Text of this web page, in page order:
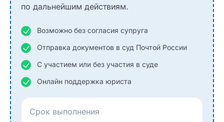
по дальнейшим действиям.
Возможно без согласия супруга
Отправка документов в суд Почтой России
С участием или без участия в суде
Онлайн поддержка юриста
Срок выполнения